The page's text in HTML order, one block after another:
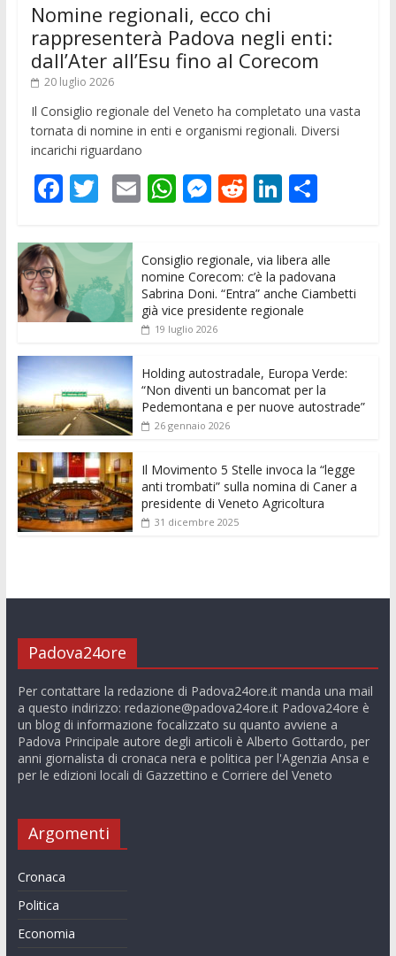
Nomine regionali, ecco chi
rappresenterà Padova negli enti:
dall’Ater all’Esu fino al Corecom
20 luglio 2026
Il Consiglio regionale del Veneto ha completato una vasta
tornata di nomine in enti e organismi regionali. Diversi
incarichi riguardano
F
e
b
o
o
k
T
itt
er
E
l
W
at
s
A
p
M
e
n
g
R
di
t
Li
k
e
dI
C
n
di
vi
Consiglio regionale, via libera alle
nomine Corecom: c’è la padovana
Sabrina Doni. “Entra” anche Ciambetti
già vice presidente regionale
19 luglio 2026
Holding autostradale, Europa Verde:
“Non diventi un bancomat per la
Pedemontana e per nuove autostrade”
26 gennaio 2026
Il Movimento 5 Stelle invoca la “legge
anti trombati” sulla nomina di Caner a
presidente di Veneto Agricoltura
31 dicembre 2025
Padova24ore
Per contattare la redazione di Padova24ore.it manda una mail
a questo indirizzo: redazione@padova24ore.itPadova24ore è
un blog di informazione focalizzato su quanto avviene a
Padova Principale autore degli articoli è Alberto Gottardo, per
anni giornalista di cronaca nera e politica per l'Agenzia Ansa e
per le edizioni locali di Gazzettino e Corriere del Veneto
Argomenti
Cronaca
Politica
Economia